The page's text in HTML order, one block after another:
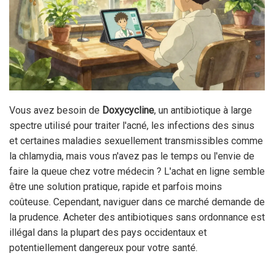
Vous avez besoin de Doxycycline, un antibiotique à large
spectre utilisé pour traiter l'acné, les infections des sinus
et certaines maladies sexuellement transmissibles comme
la chlamydia, mais vous n'avez pas le temps ou l'envie de
faire la queue chez votre médecin ? L'achat en ligne semble
être une solution pratique, rapide et parfois moins
coûteuse. Cependant, naviguer dans ce marché demande de
la prudence. Acheter des antibiotiques sans ordonnance est
illégal dans la plupart des pays occidentaux et
potentiellement dangereux pour votre santé.